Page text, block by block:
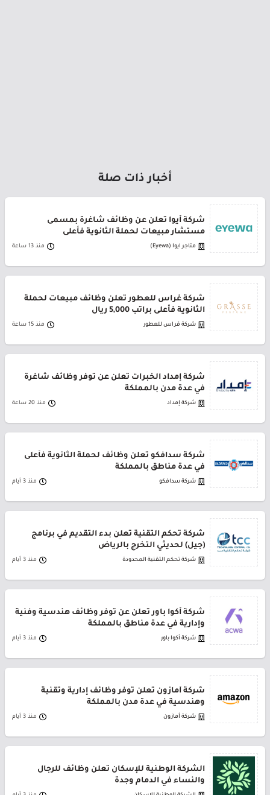
أخبار ذات صلة
شركة أيوا تعلن عن وظائف شاغرة بمسمى
مستشار مبيعات لحملة الثانوية فأعلى
متاجر ايوا (Eyewa) منذ 13 ساعة
شركة غراس للعطور تعلن وظائف مبيعات لحملة
الثانوية فأعلى براتب 5,000 ريال
شركة قراس للعطور منذ 15 ساعة
شركة إمداد الخبرات تعلن عن توفر وظائف شاغرة
في عدة مدن بالمملكة
شركة إمداد منذ 20 ساعة
شركة سدافكو تعلن وظائف لحملة الثانوية فأعلى
في عدة مناطق بالمملكة
شركة سدافكو منذ 3 أيام
شركة تحكم التقنية تعلن بدء التقديم في برنامج
(جيل) لحديثي التخرج بالرياض
شركة تحكم التقنية المحدودة منذ 3 أيام
شركة أكوا باور تعلن عن توفر وظائف هندسية وفنية
وإدارية في عدة مناطق بالمملكة
شركة أكوا باور منذ 3 أيام
شركة أمازون تعلن توفر وظائف إدارية وتقنية
وهندسية في عدة مدن بالمملكة
شركة أمازون منذ 3 أيام
الشركة الوطنية للإسكان تعلن وظائف للرجال
والنساء في الدمام وجدة